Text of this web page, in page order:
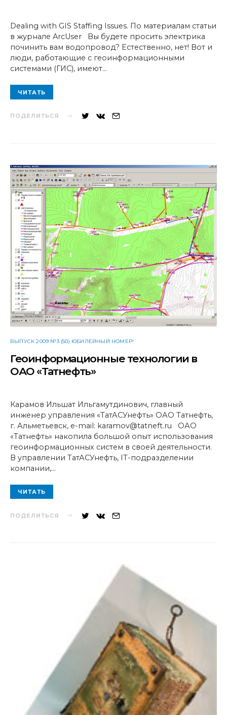
Dealing with GIS Staffing Issues. По материалам статьи
в журнале ArcUser Вы будете просить электрика
починить вам водопровод? Естественно, нет! Вот и
люди, работающие с геоинформационными
системами (ГИС), имеют…
ЧИТАТЬ
ПОДЕЛИТЬСЯ
ВЫПУСК 2009 №3 (50) ЮБИЛЕЙНЫЙ НОМЕР!
Геоинформационные технологии в
ОАО «Татнефть»
Карамов Ильшат Ильгамутдинович, главный
инженер управления «ТатАСУнефть» ОАО Татнефть,
г. Альметьевск, e-mail: karamov@tatneft.ru ОАО
«Татнефть» накопила большой опыт использования
геоинформационных систем в своей деятельности.
В управлении ТатАСУнефть, IT-подразделении
компании,…
ЧИТАТЬ
ПОДЕЛИТЬСЯ